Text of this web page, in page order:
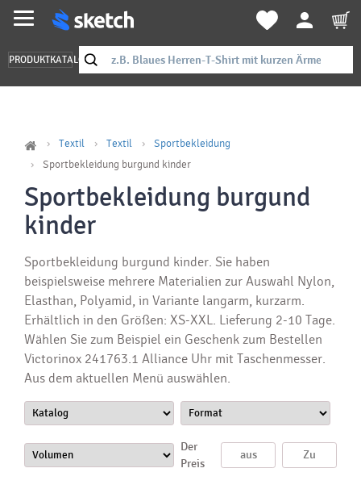
PRODUKTKATALOG
Textil Textil
Sportbekleidung
Sportbekleidung burgund kinder
Sportbekleidung burgund
kinder
Sportbekleidung burgund kinder. Sie haben
beispielsweise mehrere Materialien zur Auswahl Nylon,
Elasthan, Polyamid, in Variante langarm, kurzarm.
Erhältlich in den Größen: XS-XXL. Lieferung 2-10 Tage.
Wählen Sie zum Beispiel ein Geschenk zum Bestellen
Victorinox 241763.1 Alliance Uhr mit Taschenmesser.
Aus dem aktuellen Menü auswählen.
Der
Preis